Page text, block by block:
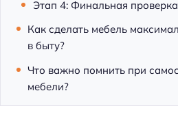
Этап 4: Финальная
Как сделать мебель
в быту?
Что важно помнить при
мебели?